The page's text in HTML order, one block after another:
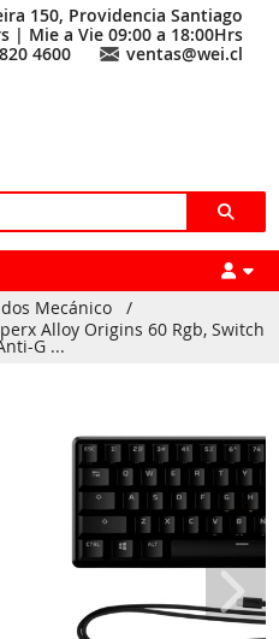
150, Providencia Santiago
| Mie a Vie 09:00 a 18:00Hrs
4600
ventas@wei.cl
Mecánico
/
Alloy Origins 60 Rgb, Switch
G ...